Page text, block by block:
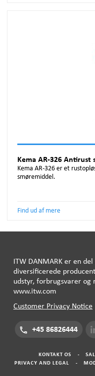
Kema AR-326 Antirust
Kema AR-326 er et
smøremiddel.
Find ud af mere
ITW DANMARK er en del
diversificerede
udstyr, forbrugsvarer og
www.itw.com
Customer Privacy Notice
+45 86826444
KONTAKT OS -
PRIVACY AND LEGAL
-